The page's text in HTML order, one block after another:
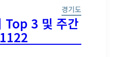
경기도
Top 3 및 주간